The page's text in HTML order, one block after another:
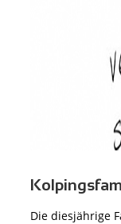
Die diesjährige